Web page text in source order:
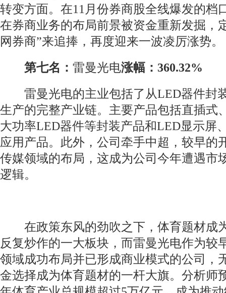
转变方面。在11月份券商股全线爆发的档
在券商业务的布局前景被资金重新发掘，
网券商”来追捧，再度迎来一波凌厉涨势。
第七名： 雷曼光电涨幅：360.32%
雷曼光电的主业包括了从LED器件封
生产的完整产业链。主要产品包括直插式
大功率LED器件等封装产品和LED显示屏
应用产品。此外，公司牵手中超，较早的
传媒领域的布局，这成为公司今年遭遇市
逻辑。
在政策东风的劲吹之下，体育题材成
反复炒作的一大板块，而雷曼光电作为较
领域成功布局并已形成商业模式的公司，
金选择成为体育题材的一杆大旗。分析师